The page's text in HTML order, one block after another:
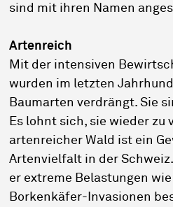
sind mit ihren Namen
Artenreich
Mit der intensiven
wurden im letzten
Baumarten verdrängt. Sie
Es lohnt sich, sie wieder zu
artenreicher Wald ist ein
Artenvielfalt in der
er extreme Belastungen
Borkenkäfer-Invasionen